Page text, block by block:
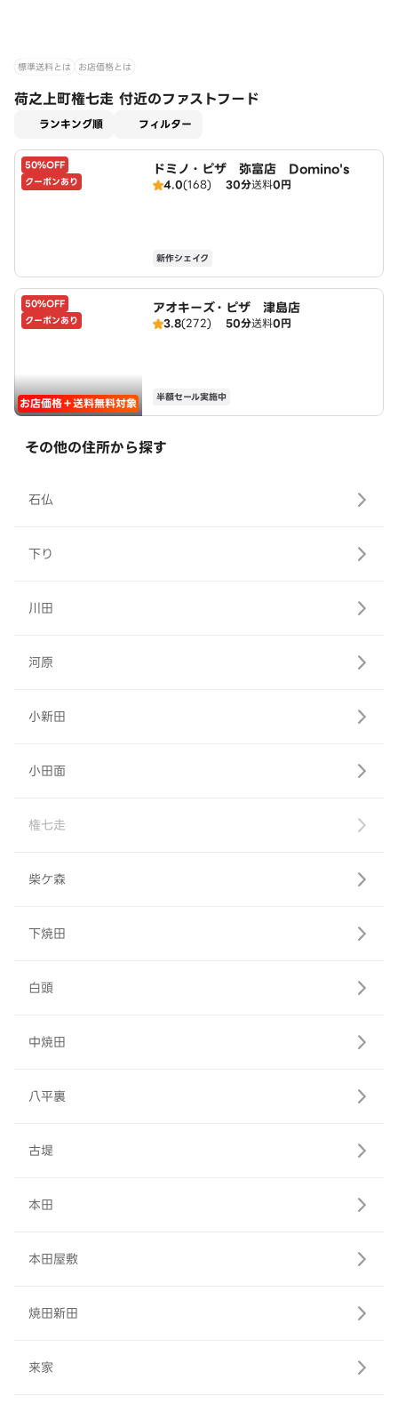
標準送料とは お店価格とは
荷之上町権七走 付近のファストフード
ランキング順 フィルター
50%OFF
クーポンあり
ドミノ・ピザ 弥富店 Domino's
4.0(168) 30分送料0円
新作シェイク
50%OFF
クーポンあり
お店価格＋送料無料対象
アオキーズ・ピザ 津島店
3.8(272) 50分送料0円
半額セール実施中
その他の住所から探す
石仏
下り
川田
河原
小新田
小田面
権七走
柴ケ森
下焼田
白頭
中焼田
八平裏
古堤
本田
本田屋敷
焼田新田
来家